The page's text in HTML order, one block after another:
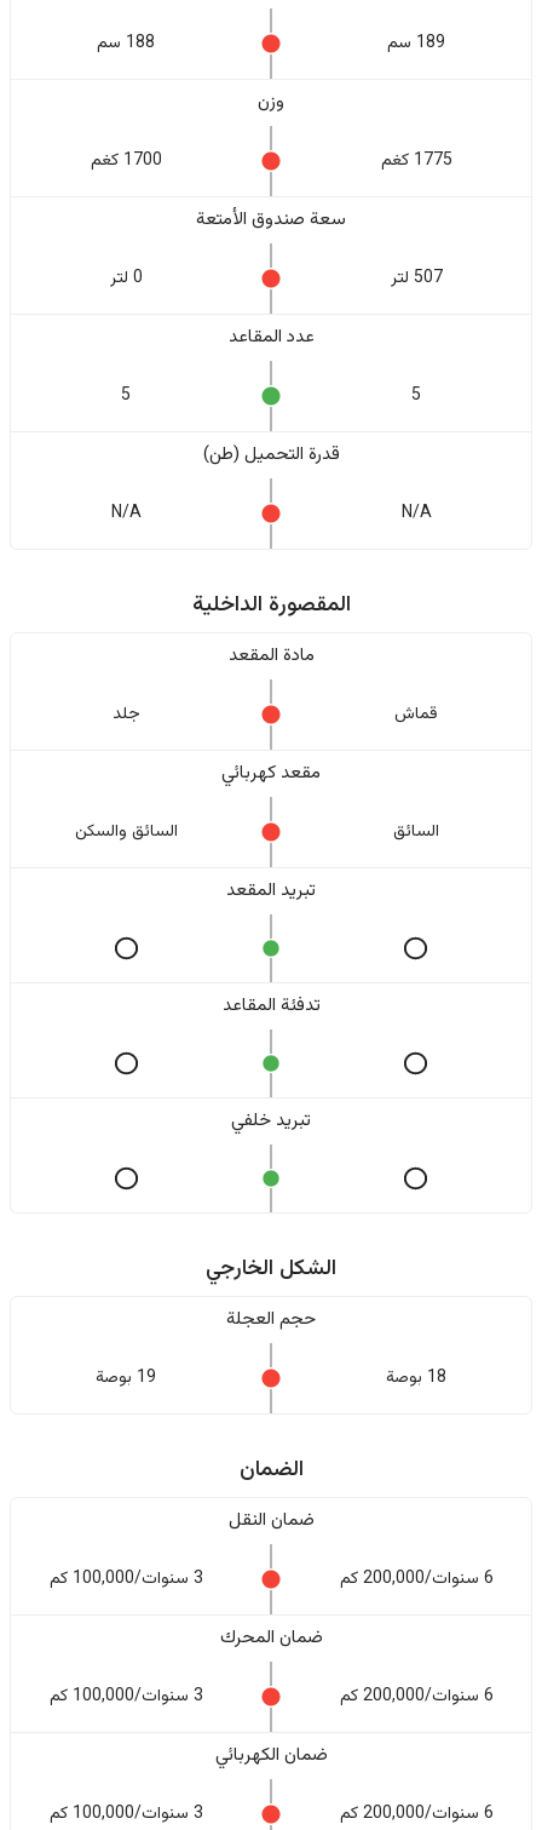
189 سم 188 سم
وزن
1775 كغم 1700 كغم
سعة صندوق الأمتعة
507 لتر 0 لتر
عدد المقاعد
5
5
قدرة التحميل (طن)
N/A
N/A
المقصورة الداخلية
مادة المقعد
قماش جلد
مقعد كهربائي
السائق السائق والسکن
تبريد المقعد
تدفئة المقاعد
تبريد خلفي
الشكل الخارجي
حجم العجلة
18 بوصة 19 بوصة
الضمان
ضمان النقل
6 سنوات/200,000 كم 3 سنوات/100,000 كم
ضمان المحرك
6 سنوات/200,000 كم 3 سنوات/100,000 كم
ضمان الكهربائي
6 سنوات/200,000 كم 3 سنوات/100,000 كم